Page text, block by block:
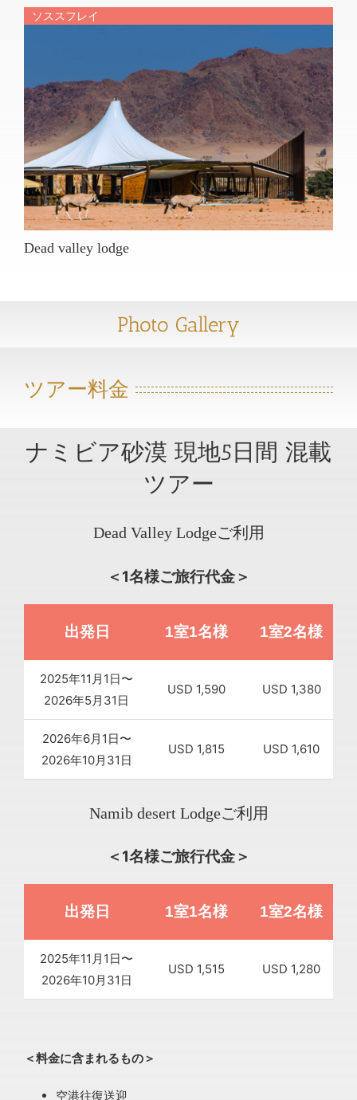
ソススフレイ
Dead valley lodge
Photo Gallery
ツアー料金
ナミビア砂漠 現地5日間 混載
ツアー
Dead Valley Lodgeご利用
＜1名様ご旅行代金＞
出発日 1室1名様 1室2名様
2025年11月1日〜
2026年5月31日
USD 1,590 USD 1,380
2026年6月1日〜
2026年10月31日
USD 1,815 USD 1,610
Namib desert Lodgeご利用
＜1名様ご旅行代金＞
出発日 1室1名様 1室2名様
2025年11月1日〜
2026年10月31日
USD 1,515 USD 1,280
＜料金に含まれるもの＞
空港往復送迎